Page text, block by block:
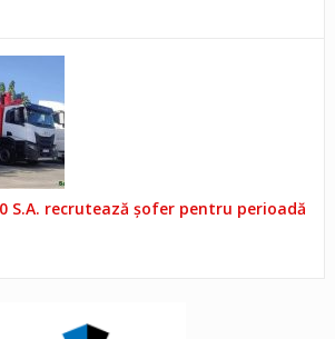
S.A. recrutează șofer pentru perioadă